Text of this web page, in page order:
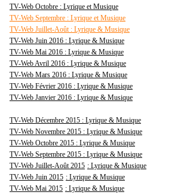
TV-Web Octobre : Lyrique et Musique
TV-Web Septembre : Lyrique et Musique
TV-Web Juillet-Août : Lyrique & Musique
TV-Web Juin 2016 : Lyrique & Musique
TV-Web Mai 2016 : Lyrique & Musique
TV-Web Avril 2016 : Lyrique & Musique
TV-Web Mars 2016 : Lyrique & Musique
TV-Web Février 2016 : Lyrique & Musique
TV-Web Janvier 2016 : Lyrique & Musique
TV-Web Décembre 2015 : Lyrique & Musique
TV-Web Novembre 2015 : Lyrique & Musique
TV-Web Octobre 2015 : Lyrique & Musique
TV-Web Septembre 2015 : Lyrique & Musique
TV-Web Juillet-Août 2015 : Lyrique & Musique
TV-Web Juin 2015 : Lyrique & Musique
TV-Web Mai 2015 : Lyrique & Musique